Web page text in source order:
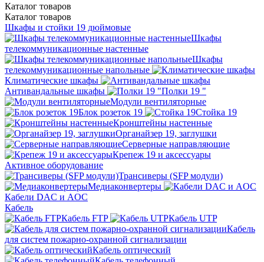
Каталог товаров
Каталог товаров
Шкафы и стойки 19 дюймовые
Шкафы
телекоммуникационные настенные
Шкафы
телекоммуникационные напольные
Климатические шкафы
Антивандальные шкафы
Полки 19 "
Модули вентиляторные
Блок розеток 19
Стойка 19
Кронштейны настенные
Органайзер 19, заглушки
Серверные направляющие
Крепеж 19 и аксессуары
Активное оборудование
Трансиверы (SFP модули)
Медиаконвертеры
Кабели DAC и AOC
Кабель
Кабель FTP
Кабель UTP
Кабель
для систем пожарно-охранной сигнализации
Кабель оптический